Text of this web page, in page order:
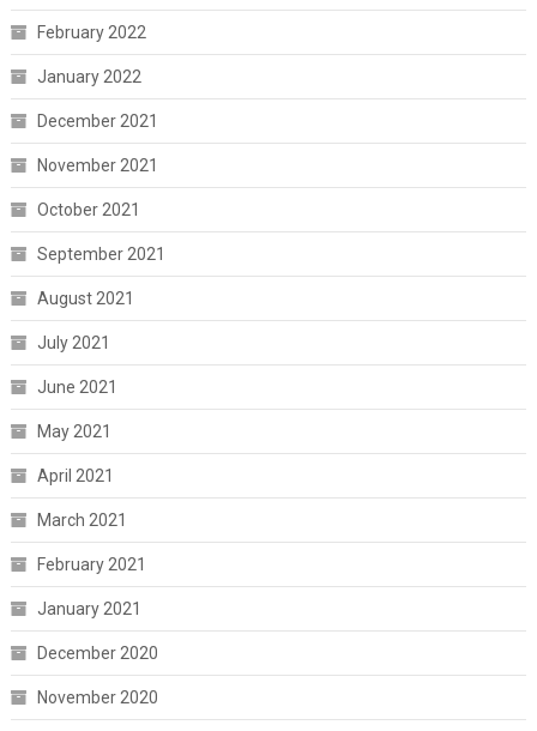
February 2022
January 2022
December 2021
November 2021
October 2021
September 2021
August 2021
July 2021
June 2021
May 2021
April 2021
March 2021
February 2021
January 2021
December 2020
November 2020